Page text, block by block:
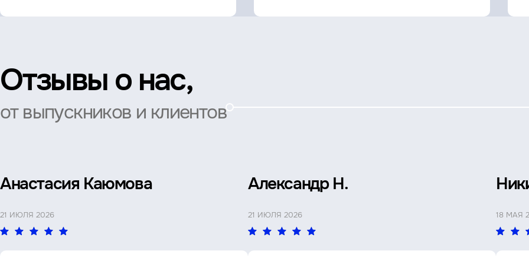
Отзывы о нас,
от выпускников и клиентов
Анастасия Каюмова
21 ИЮЛЯ 2026
Александр Н.
21 ИЮЛЯ 2026 18 МАЯ